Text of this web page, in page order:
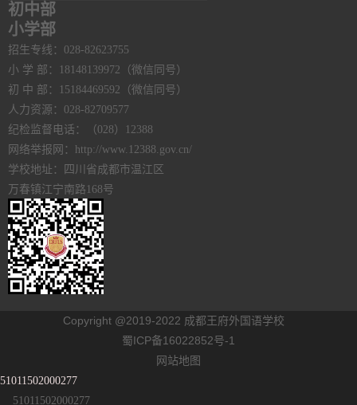
初中部
小学部
招生专线：028-82623755
小 学 部：18148139972（微信同号）
初 中 部：15184469592（微信同号）
人力资源：028-82709577
纪检监督电话：（028）12388
网络举报网：http://www.12388.gov.cn/
学校地址：四川省成都市温江区
万春镇江宁南路168号
Copyright @2019-2022 成都王府外国语学校
蜀ICP备16022852号-1
网站地图
51011502000277
51011502000277